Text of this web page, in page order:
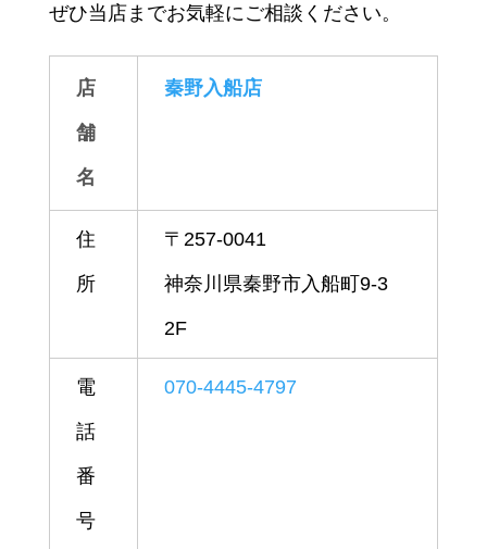
ぜひ当店までお気軽にご相談ください。
店
舗
名
秦野入船店
住
所
〒257-0041
神奈川県秦野市入船町9-3
2F
電
話
番
号
070-4445-4797